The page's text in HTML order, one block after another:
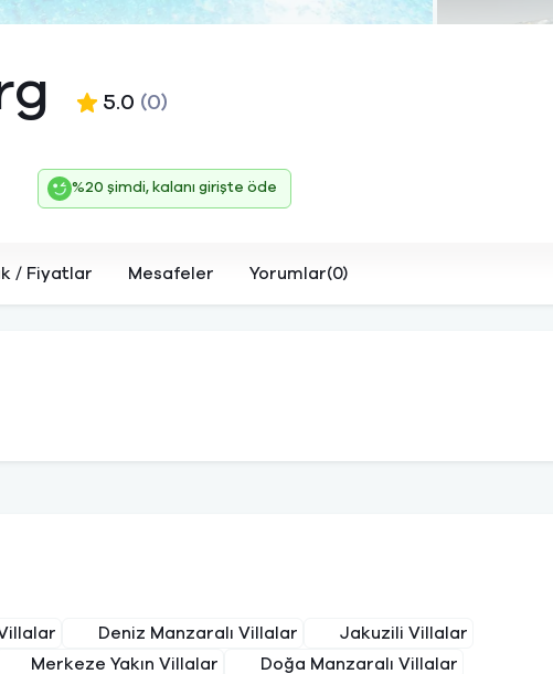
5.0 (0)
%20 şimdi, kalanı girişte öde
/ Fiyatlar Mesafeler Yorumlar(0)
Deniz Manzaralı Villalar
Jakuzili Villalar
Merkeze Yakın Villalar Doğa Manzaralı Villalar